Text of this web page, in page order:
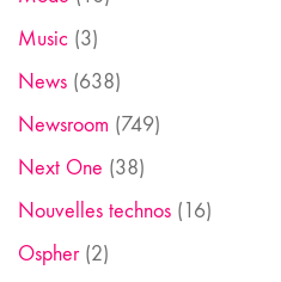
Music (3)
News (638)
Newsroom (749)
Next One (38)
Nouvelles technos (16)
Ospher(2)